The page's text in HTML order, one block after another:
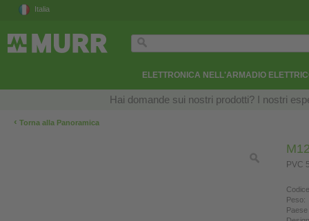
Italia
ELETTRONICA NELL'ARMADIO
Hai domande sui nostri prodotti? I nostri
‹ Torna alla Panoramica
PVC
Peso: